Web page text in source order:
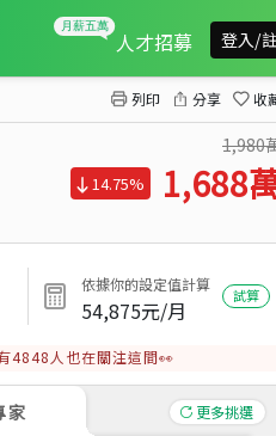
人才招募 登入/
列印 分享 收
1,980
14.75% 1,688
依據你的設定值計算
54,875元/月
試算
4848 人也在關注這間👀
家 更多挑選